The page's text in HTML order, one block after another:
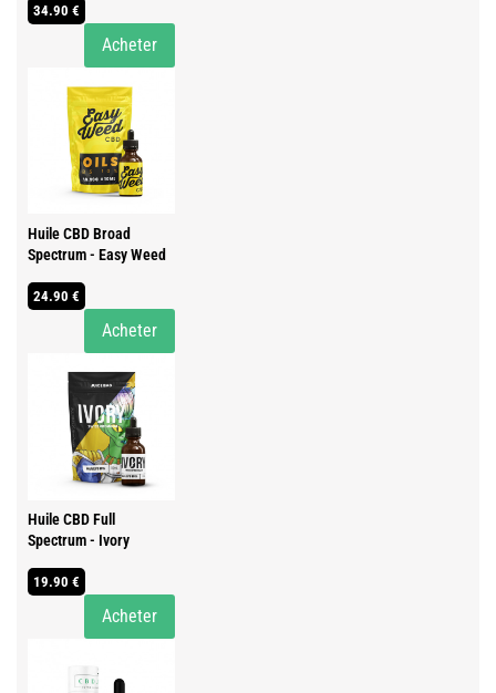
34.90 €
Acheter
Huile CBD Broad
Spectrum - Easy Weed
24.90 €
Acheter
Huile CBD Full
Spectrum - Ivory
19.90 €
Acheter